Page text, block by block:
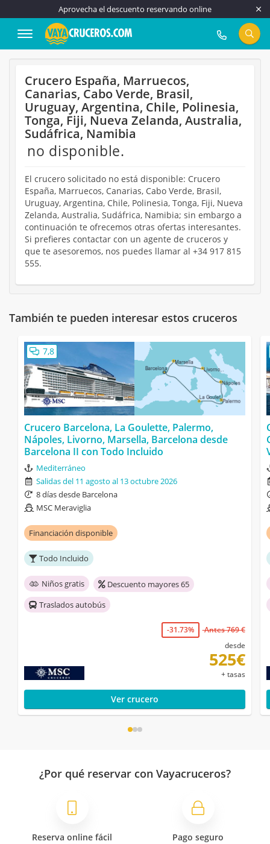
Aprovecha el descuento reservando online
917 815 555
Crucero España, Marruecos,
Canarias, Cabo Verde, Brasil,
Uruguay, Argentina, Chile, Polinesia,
Tonga, Fiji, Nueva Zelanda, Australia,
Sudáfrica, Namibia
no disponible.
El crucero solicitado no está disponible: Crucero
España, Marruecos, Canarias, Cabo Verde, Brasil,
Uruguay, Argentina, Chile, Polinesia, Tonga, Fiji, Nueva
Zelanda, Australia, Sudáfrica, Namibia; sin embargo a
continuación te ofrecemos otras ofertas interesantes.
Si prefieres contactar con un agente de cruceros y
que te asesoremos, nos puedes llamar al +34 917 815
555.
También te pueden interesar estos cruceros
7,8
Crucero Barcelona, La Goulette, Palermo,
Nápoles, Livorno, Marsella, Barcelona desde
Barcelona II con Todo Incluido
Mediterráneo
Salidas del 11 agosto al 13 octubre 2026
8 días desde Barcelona
MSC Meraviglia
Financiación disponible
Todo Incluido
Niños gratis
Descuento mayores 65
Traslados autobús
-31.73%
Antes 769 €
desde
525€
+ tasas
Ver crucero
¿Por qué reservar con Vayacruceros?
Reserva online fácil Pago seguro